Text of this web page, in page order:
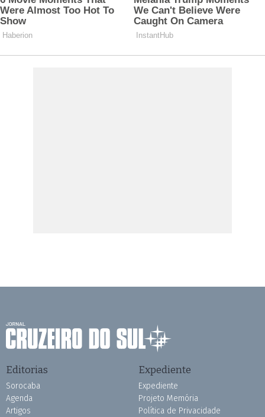
Editorias
Sorocaba
Agenda
Artigos
Expediente
Expediente
Projeto Memória
Política de Privacidade